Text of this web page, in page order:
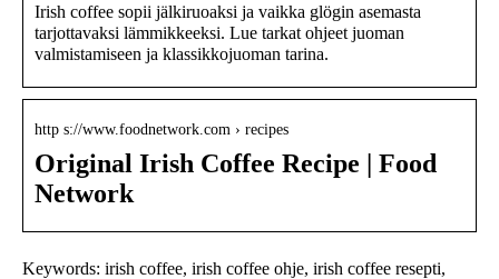
Irish coffee sopii jälkiruoaksi ja vaikka glögin asemasta
tarjottavaksi lämmikkeeksi. Lue tarkat ohjeet juoman
valmistamiseen ja klassikkojuoman tarina.
http s://www.foodnetwork.com › recipes
Original Irish Coffee Recipe | Food
Network
Keywords: irish coffee, irish coffee ohje, irish coffee resepti,